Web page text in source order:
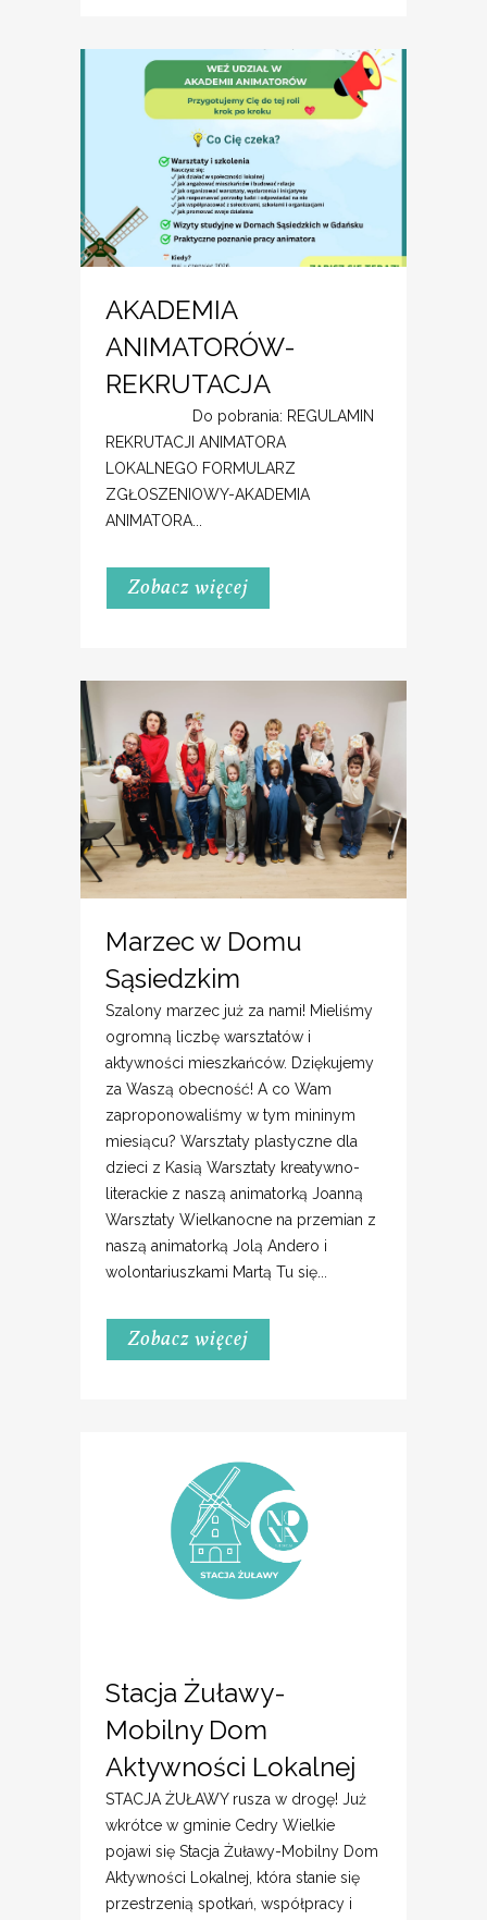
AKADEMIA
ANIMATORÓW-
REKRUTACJA
Do pobrania: REGULAMIN
REKRUTACJI ANIMATORA
LOKALNEGO FORMULARZ
ZGŁOSZENIOWY-AKADEMIA
ANIMATORA...
Zobacz więcej
Marzec w Domu
Sąsiedzkim
Szalony marzec już za nami! Mieliśmy
ogromną liczbę warsztatów i
aktywności mieszkańców. Dziękujemy
za Waszą obecność! A co Wam
zaproponowaliśmy w tym mininym
miesiącu? Warsztaty plastyczne dla
dzieci z Kasią Warsztaty kreatywno-
literackie z naszą animatorką Joanną
Warsztaty Wielkanocne na przemian z
naszą animatorką Jolą Andero i
wolontariuszkami Martą Tu się...
Zobacz więcej
Stacja Żuławy-
Mobilny Dom
Aktywności Lokalnej
STACJA ŻUŁAWY rusza w drogę! Już
wkrótce w gminie Cedry Wielkie
pojawi się Stacja Żuławy-Mobilny Dom
Aktywności Lokalnej, która stanie się
przestrzenią spotkań, współpracy i